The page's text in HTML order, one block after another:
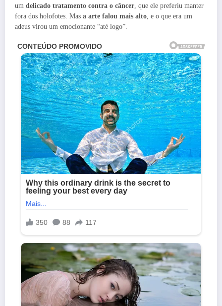
um delicado tratamento contra o câncer, que ele preferiu manter
fora dos holofotes. Mas a arte falou mais alto, e o que era um
adeus virou um emocionante “até logo”.